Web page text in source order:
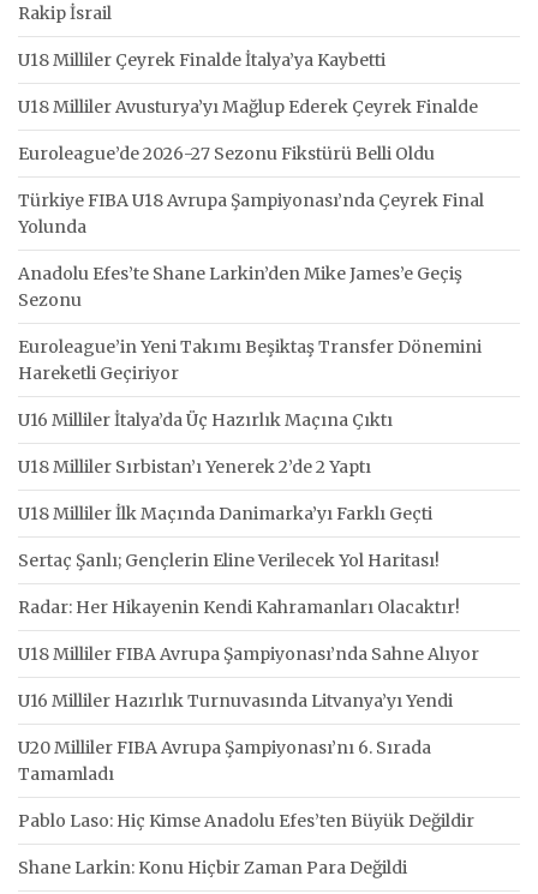
Rakip İsrail
U18 Milliler Çeyrek Finalde İtalya’ya Kaybetti
U18 Milliler Avusturya’yı Mağlup Ederek Çeyrek Finalde
Euroleague’de 2026-27 Sezonu Fikstürü Belli Oldu
Türkiye FIBA U18 Avrupa Şampiyonası’nda Çeyrek Final
Yolunda
Anadolu Efes’te Shane Larkin’den Mike James’e Geçiş
Sezonu
Euroleague’in Yeni Takımı Beşiktaş Transfer Dönemini
Hareketli Geçiriyor
U16 Milliler İtalya’da Üç Hazırlık Maçına Çıktı
U18 Milliler Sırbistan’ı Yenerek 2’de 2 Yaptı
U18 Milliler İlk Maçında Danimarka’yı Farklı Geçti
Sertaç Şanlı; Gençlerin Eline Verilecek Yol Haritası!
Radar: Her Hikayenin Kendi Kahramanları Olacaktır!
U18 Milliler FIBA Avrupa Şampiyonası’nda Sahne Alıyor
U16 Milliler Hazırlık Turnuvasında Litvanya’yı Yendi
U20 Milliler FIBA Avrupa Şampiyonası’nı 6. Sırada
Tamamladı
Pablo Laso: Hiç Kimse Anadolu Efes’ten Büyük Değildir
Shane Larkin: Konu Hiçbir Zaman Para Değildi